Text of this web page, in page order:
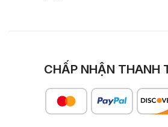
CHẤP NHẬN THANH